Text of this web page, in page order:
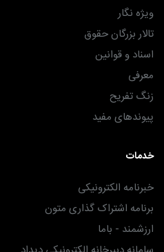
ویژه نگار
تالار بزرگان حقوق
اسناد و قوانین
معرفی
زنگ تفریح
پیوندهای مفید
خدمات
خبرنامه الکترونیکی
برنامه اشتراک گذاری متون
ارزشمند - باما